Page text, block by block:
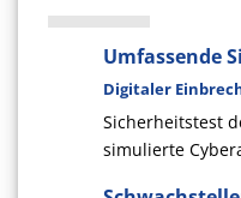
Umfassende
Digitaler
Sicherheitstest
simulierte